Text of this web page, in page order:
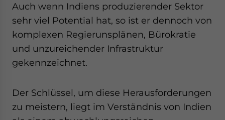
Auch wenn Indiens produzierender Sektor
sehr viel Potential hat, so ist er dennoch von
komplexen Regierunsplänen, Bürokratie
und unzureichender Infrastruktur
gekennzeichnet.
Der Schlüssel, um diese Herausforderungen
zu meistern, liegt im Verständnis von Indien